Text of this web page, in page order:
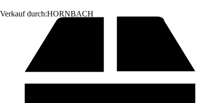
Verkauf durch:HORNBACH